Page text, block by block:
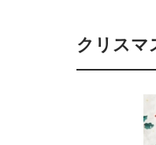
クリスマ